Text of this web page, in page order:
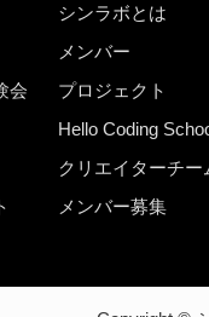
会
シンラボとは
メンバー
プロジェクト
Hello Coding
クリエイターチー
メンバー募集